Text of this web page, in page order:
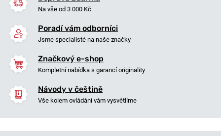
Na vše od 3 000 Kč
Poradí vám odborníci
Jsme specialisté na naše značky
Značkový e-shop
Kompletní nabídka s garancí originality
Návody v češtině
Vše kolem ovládání vám vysvětlíme